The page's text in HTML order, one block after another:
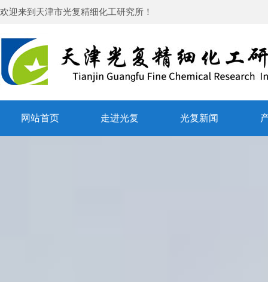
欢迎来到 天津市光复精细化工研究所 ！
网站首页 走进光复 光复新闻